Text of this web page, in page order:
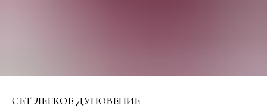
СЕТ ЛЕГКОЕ ДУНОВЕНИЕ